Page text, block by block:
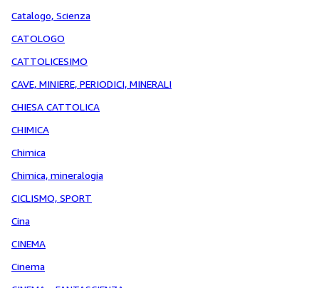
Catalogo, Scienza
CATOLOGO
CATTOLICESIMO
CAVE, MINIERE, PERIODICI, MINERALI
CHIESA CATTOLICA
CHIMICA
Chimica
Chimica, mineralogia
CICLISMO, SPORT
Cina
CINEMA
Cinema